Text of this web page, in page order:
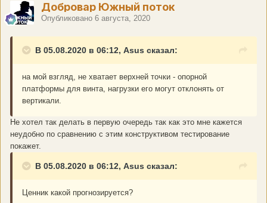
Добровар Южный поток
Опубликовано 6 августа, 2020
В 05.08.2020 в 06:12, Asus сказал:
на мой взгляд, не хватает верхней точки - опорной
платформы для винта, нагрузки его могут отклонять от
вертикали.
Не хотел так делать в первую очередь так как это мне кажется
неудобно по сравнению с этим конструктивом тестирование
покажет.
В 05.08.2020 в 06:12, Asus сказал:
Ценник какой прогнозируется?